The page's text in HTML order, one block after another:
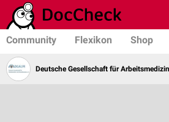
Community Flexikon Shop